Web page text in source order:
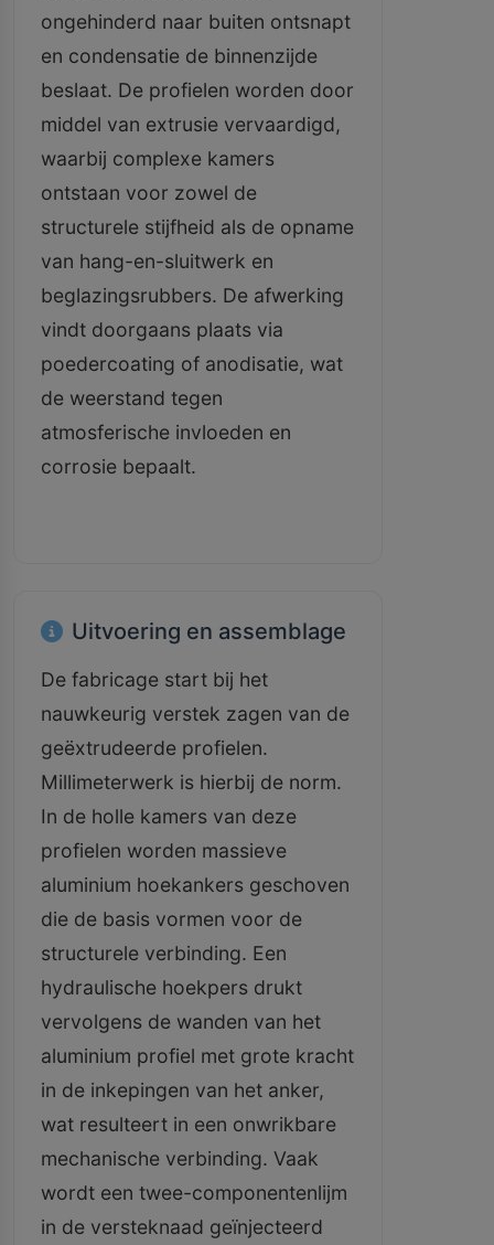
ongehinderd naar buiten ontsnapt
en condensatie de binnenzijde
beslaat. De profielen worden door
middel van extrusie vervaardigd,
waarbij complexe kamers
ontstaan voor zowel de
structurele stijfheid als de opname
van hang-en-sluitwerk en
beglazingsrubbers. De afwerking
vindt doorgaans plaats via
poedercoating of anodisatie, wat
de weerstand tegen
atmosferische invloeden en
corrosie bepaalt.
Uitvoering en assemblage
De fabricage start bij het
nauwkeurig verstek zagen van de
geëxtrudeerde profielen.
Millimeterwerk is hierbij de norm.
In de holle kamers van deze
profielen worden massieve
aluminium hoekankers geschoven
die de basis vormen voor de
structurele verbinding. Een
hydraulische hoekpers drukt
vervolgens de wanden van het
aluminium profiel met grote kracht
in de inkepingen van het anker,
wat resulteert in een onwrikbare
mechanische verbinding. Vaak
wordt een twee-componentenlijm
in de versteknaad geïnjecteerd